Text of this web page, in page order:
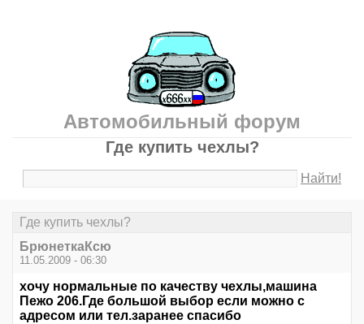
Автомобильный форум
Где купить чехлы?
Найти!
Где купить чехлы?
БрюнеткаКсю
11.05.2009 - 06:30
хочу нормальные по качеству чехлы,машина
Пежо 206.Где большой выбор если можно с
адресом или тел.заранее спасибо